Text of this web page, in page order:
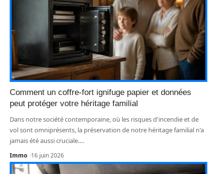
Comment un coffre-fort ignifuge papier et données
peut protéger votre héritage familial
Dans notre société contemporaine, où les risques d'incendie et de
vol sont omniprésents, la préservation de notre héritage familial n'a
jamais été aussi cruciale.…
Immo 16 juin 2026